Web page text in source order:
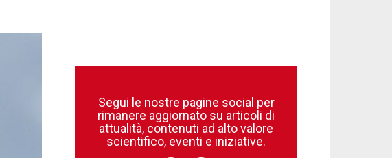
Segui le nostre pagine social per
rimanere aggiornato su articoli di
attualità, contenuti ad alto valore
scientifico, eventi e iniziative.